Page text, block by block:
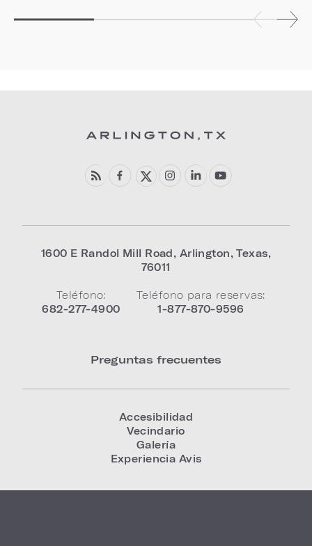
1600 E Randol Mill Road, Arlington,Texas,
76011
Teléfono:
682-277-4900
Teléfono para reservas:
1-877-870-9596
Preguntas frecuentes
Accesibilidad
Vecindario
Galería
Experiencia Avis